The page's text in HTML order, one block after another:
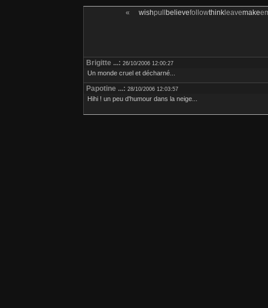
« wishpull believefollowthinkleavemake
Brigitte ...: 26/10/2006 12:00:27
Un monde cruel et décharné...
Papotine ...: 28/10/2006 12:03:57
Hihi ! un peu d'humour dans la neige...